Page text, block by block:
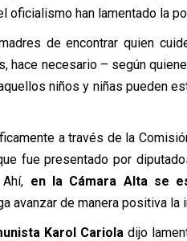
oficialismo han lamentado la
de encontrar quien
hace necesario – según
niños y niñas pueden
a través de la
fue presentado por
en la Cámara Alta se
avanzar de manera positiva la
Karol Cariola dijo